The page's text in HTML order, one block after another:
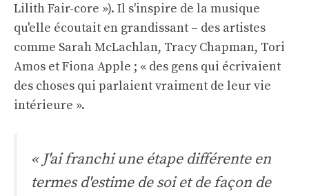
Lilith Fair-core »). Il s'inspire de la musique
qu'elle écoutait en grandissant – des artistes
comme Sarah McLachlan, Tracy Chapman, Tori
Amos et Fiona Apple ; « des gens qui écrivaient
des choses qui parlaient vraiment de leur vie
intérieure ».
« J'ai franchi une étape différente en
termes d'estime de soi et de façon de